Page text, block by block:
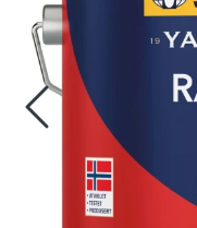
VVS
Motor/Styring
Fortøyning
Fritid/Sikkerhet